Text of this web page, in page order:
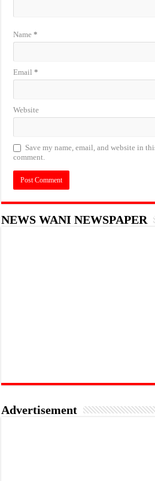
Name*
Email*
Website
Save my name, email, and website in
comment.
NEWS WANI NEWSPAPER
Advertisement